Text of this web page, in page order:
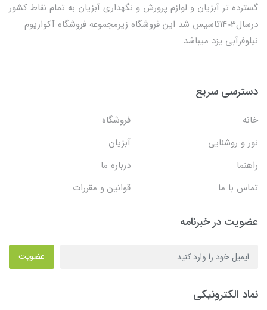
گسترده تر آبزیان و لوازم پرورش و نگهداری آبزیان به تمام نقاط کشور
درسال1403تاسیس شد این فروشگاه زیرمجموعه فروشگاه آکواریوم
نیلوفرآبی یزد میباشد.
دسترسی سریع
خانه
فروشگاه
نور و روشنایی
آبزیان
راهنما
درباره ما
تماس با ما
قوانین و مقررات
عضویت در خبرنامه
عضویت
نماد الکترونیکی